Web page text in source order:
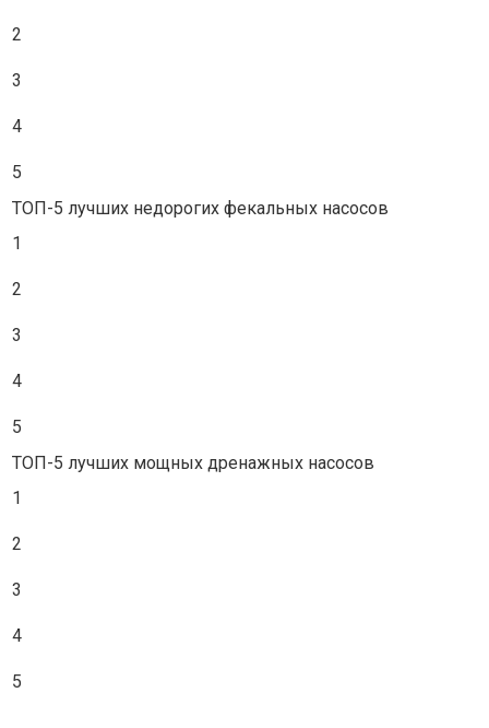
2
3
4
5
ТОП-5 лучших недорогих фекальных насосов
1
2
3
4
5
ТОП-5 лучших мощных дренажных насосов
1
2
3
4
5